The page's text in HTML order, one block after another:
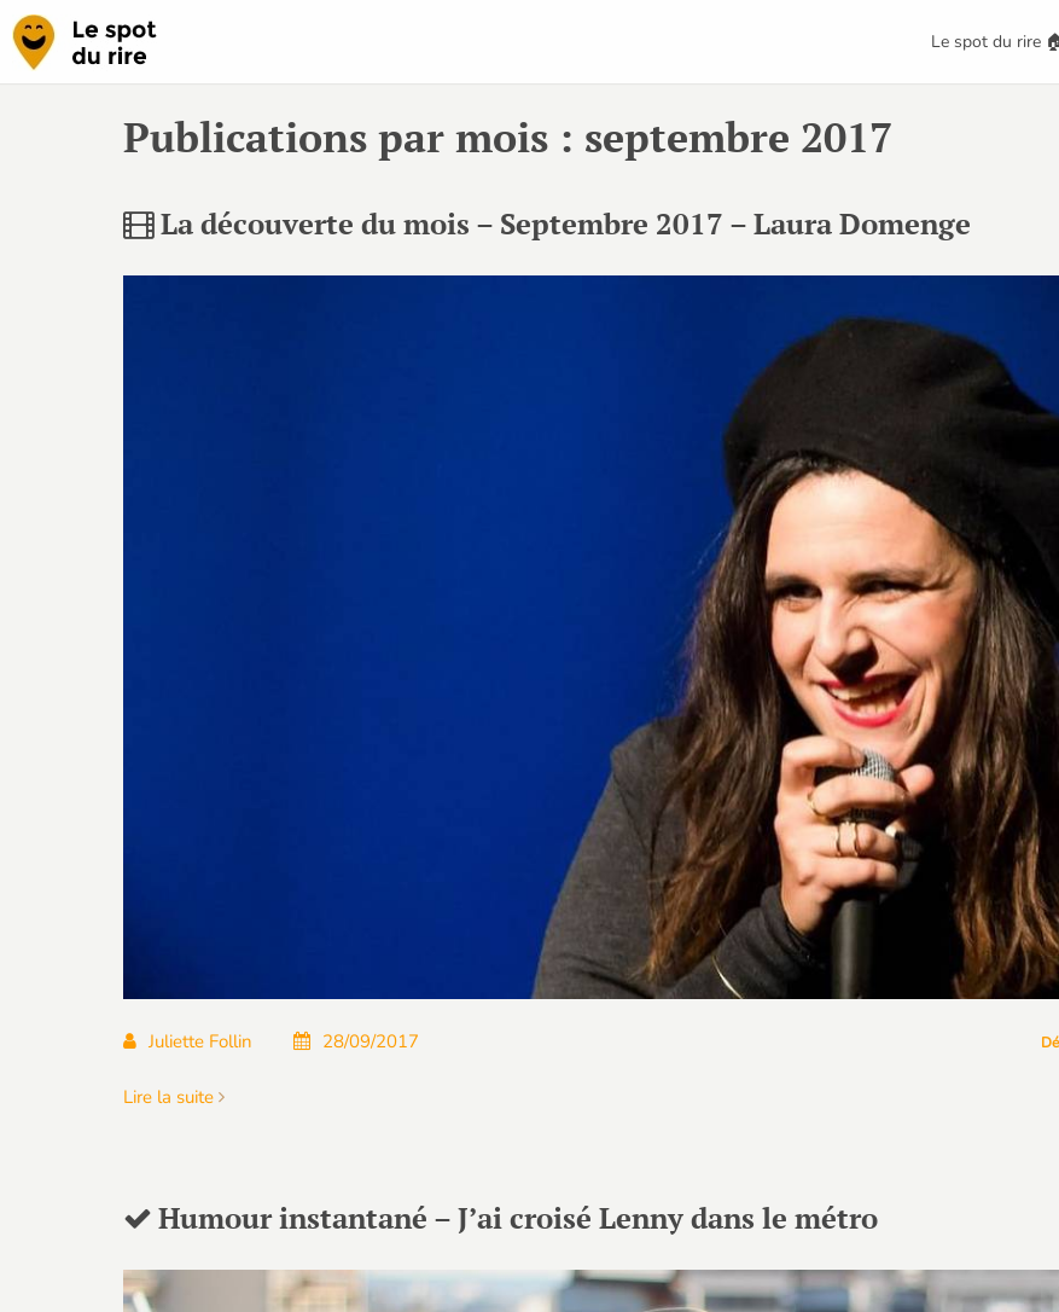
Le spot du rire
Publications par mois : septembre 2017
La découverte du mois – Septembre 2017 – Laura Domenge
Juliette Follin 28/09/2017
Lire la suite
Humour instantané – J’ai croisé Lenny dans le métro